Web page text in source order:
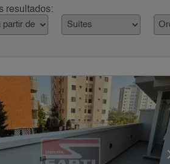
resultados: